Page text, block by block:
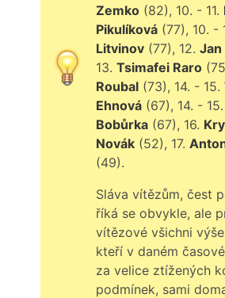
Zemko (82), 10. - 11.
Pikulíková (77), 10. -
Litvinov (77), 12.
13.Tsimafei Raro
Roubal (73), 14. - 15.
Ehnová (67), 14. -
Bobůrka (67), 16.
Novák (52), 17.
(49).
Sláva vítězům, čest
říká se obvykle, ale
vítězové všichni
kteří v daném
za velice ztížených
podmínek, sami